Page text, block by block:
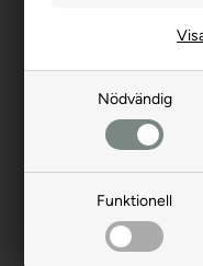
Nödvändig
Funktionell
Kylning för
varm,
Kylfiltar